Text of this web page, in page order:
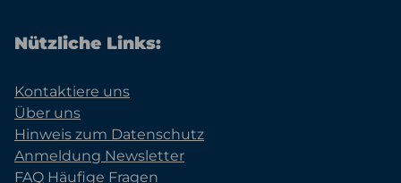
Nützliche Links:
Kontaktiere uns
Über uns
Hinweis zum Datenschutz
Anmeldung Newsletter
FAQ Häufige Fragen